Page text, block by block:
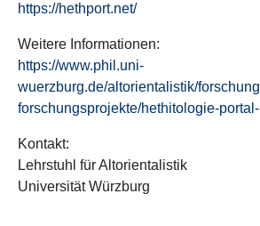
https://hethport.net/
Weitere Informationen:
https://www.phil.uni-
wuerzburg.de/altorientalistik/
forschungsprojekte/hethitologie-
Kontakt:
Lehrstuhl für Altorientalistik
Universität Würzburg